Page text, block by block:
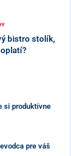
bistro stolík,
si produktívne
pre váš